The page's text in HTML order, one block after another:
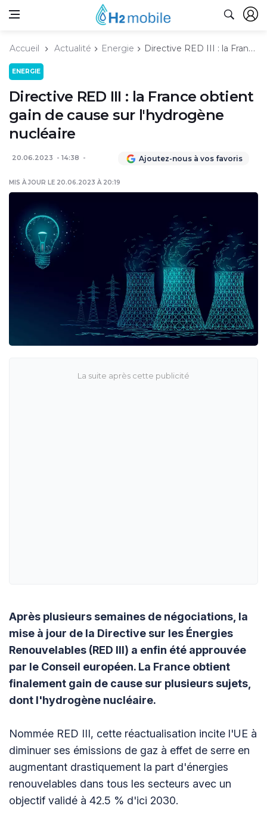
Accueil Actualité Energie Directive RED III : la France obtient gain de cause sur l'hydrogène nucléaire
ENERGIE
Directive RED III : la France obtient
gain de cause sur l'hydrogène
nucléaire
20.06.2023 14:38 Ajoutez-nous à vos favoris
MIS À JOUR LE 20.06.2023 À 20:19
Après plusieurs semaines de négociations, la
mise à jour de la Directive sur les Énergies
Renouvelables (RED III) a enfin été approuvée
par le Conseil européen. La France obtient
finalement gain de cause sur plusieurs sujets,
dont l'hydrogène nucléaire.
Nommée RED III, cette réactualisation incite l'UE à
diminuer ses émissions de gaz à effet de serre en
augmentant drastiquement la part d'énergies
renouvelables dans tous les secteurs avec un
objectif validé à 42.5 % d'ici 2030.